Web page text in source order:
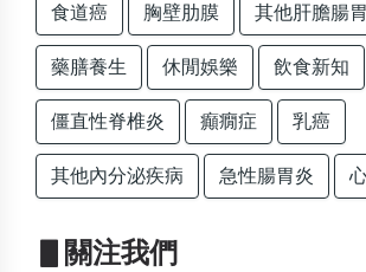
食道癌 胸壁肋膜 其他肝膽腸
藥膳養生 休閒娛樂 飲食新知
僵直性脊椎炎 癲癇症 乳癌
其他內分泌疾病 急性腸胃炎
▋關注我們